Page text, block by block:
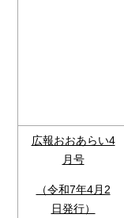
広報おおあらい4
月号
（令和7年4月2
日発行）